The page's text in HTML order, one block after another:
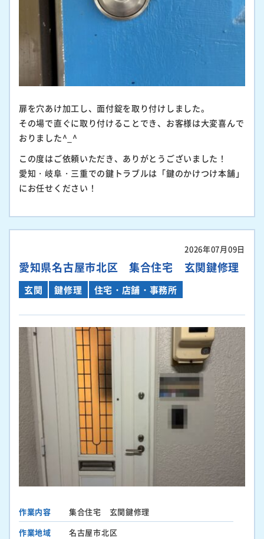
扉を穴あけ加工し、面付錠を取り付けしました。
その場で直ぐに取り付けることでき、お客様は大変喜んで
おりました^_^
この度はご依頼いただき、ありがとうございました！
愛知・岐阜・三重での鍵トラブルは「鍵のかけつけ本舗」
にお任せください！
2026年07月09日
愛知県名古屋市北区 集合住宅 玄関鍵修理
玄関 鍵修理 住宅・店舗・事務所
作業内容
集合住宅 玄関鍵修理
作業地域
名古屋市北区